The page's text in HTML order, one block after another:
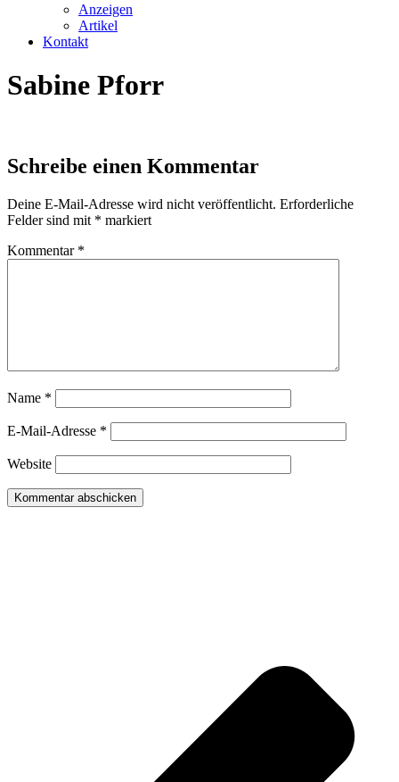
Anzeigen
Artikel
Kontakt
Sabine Pforr
Schreibe einen Kommentar
Deine E-Mail-Adresse wird nicht veröffentlicht. Erforderliche
Felder sind mit * markiert
Kommentar *
Name *
E-Mail-Adresse *
Website